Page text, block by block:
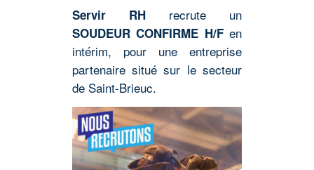
Servir RH recrute un
SOUDEUR CONFIRME H/Fen
intérim, pour une entreprise
partenaire situé sur le secteur
de Saint-Brieuc.